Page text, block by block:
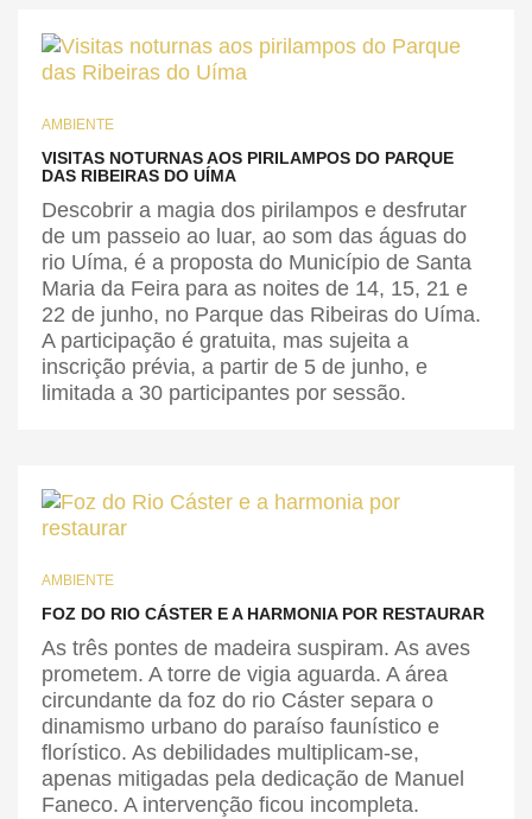
AMBIENTE
VISITAS NOTURNAS AOS PIRILAMPOS DO PARQUE
DAS RIBEIRAS DO UÍMA
Descobrir a magia dos pirilampos e desfrutar
de um passeio ao luar, ao som das águas do
rio Uíma, é a proposta do Município de Santa
Maria da Feira para as noites de 14, 15, 21 e
22 de junho, no Parque das Ribeiras do Uíma.
A participação é gratuita, mas sujeita a
inscrição prévia, a partir de 5 de junho, e
limitada a 30 participantes por sessão.
AMBIENTE
FOZ DO RIO CÁSTER E A HARMONIA POR RESTAURAR
As três pontes de madeira suspiram. As aves
prometem. A torre de vigia aguarda. A área
circundante da foz do rio Cáster separa o
dinamismo urbano do paraíso faunístico e
florístico. As debilidades multiplicam-se,
apenas mitigadas pela dedicação de Manuel
Faneco. A intervenção ficou incompleta.